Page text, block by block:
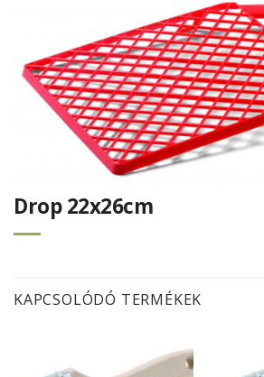
Drop 22x26cm
KAPCSOLÓDÓ TERMÉKEK